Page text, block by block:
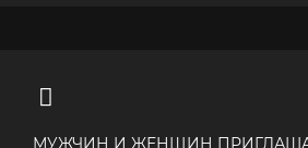
МУЖЧИН И ЖЕНЩИН